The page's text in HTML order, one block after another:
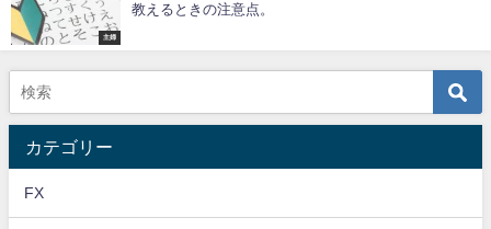
主婦
教えるときの注意点。
カテゴリー
FX